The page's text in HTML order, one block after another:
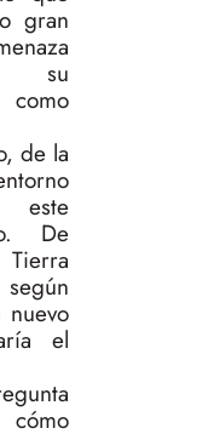
gran
su
de la
este
De
el